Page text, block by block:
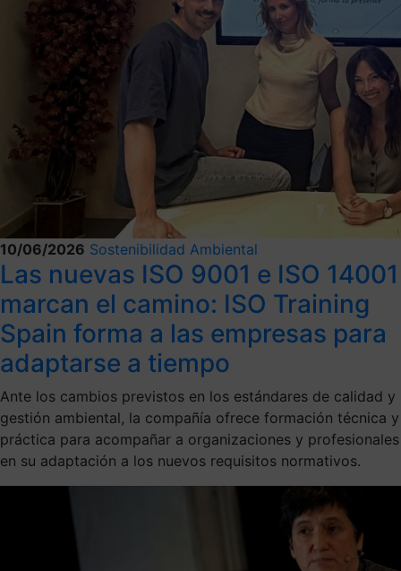
10/06/2026 Sostenibilidad Ambiental
Las nuevas ISO 9001 e ISO 14001
marcan el camino: ISO Training
Spain forma a las empresas para
adaptarse a tiempo
Ante los cambios previstos en los estándares de calidad y
gestión ambiental, la compañía ofrece formación técnica y
práctica para acompañar a organizaciones y profesionales
en su adaptación a los nuevos requisitos normativos.